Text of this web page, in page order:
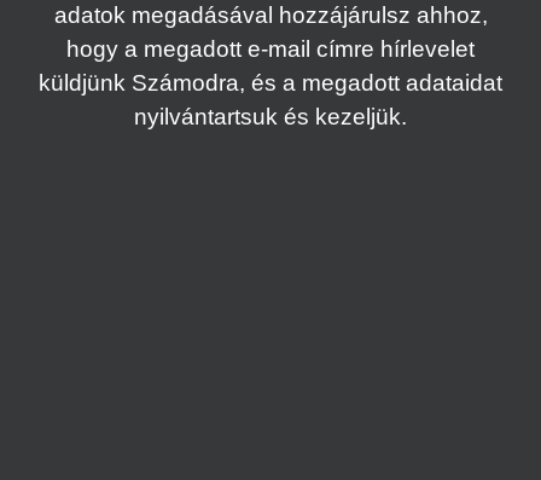
adatok megadásával hozzájárulsz ahhoz,
hogy a megadott e-mail címre hírlevelet
küldjünk Számodra, és a megadott adataidat
nyilvántartsuk és kezeljük.